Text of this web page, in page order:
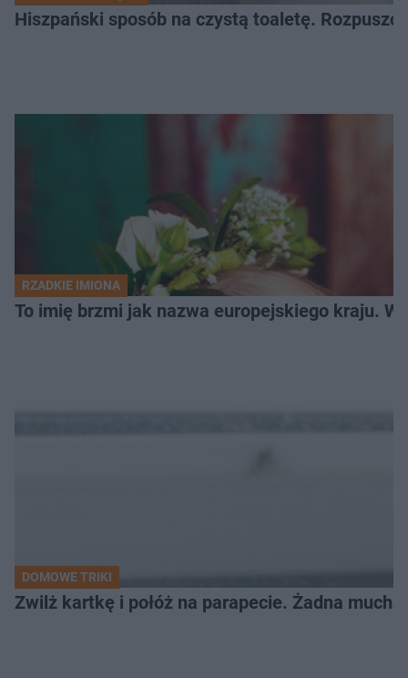
Hiszpański sposób na czystą toaletę.
RZADKIE IMIONA
To imię brzmi jak nazwa europejskiego kraju.
DOMOWE TRIKI
Zwilż kartkę i połóż na parapecie. Żadna